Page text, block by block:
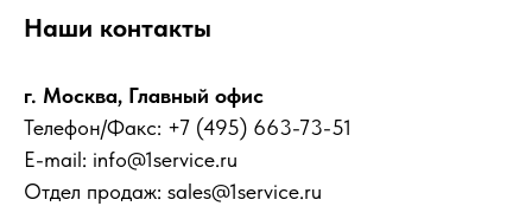
Наши контакты
г. Москва, Главный офис
Телефон/Факс: +7 (495) 663-73-51
E-mail: info@1service.ru
Отдел продаж: sales@1service.ru